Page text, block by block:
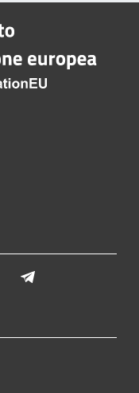
LinkedIn